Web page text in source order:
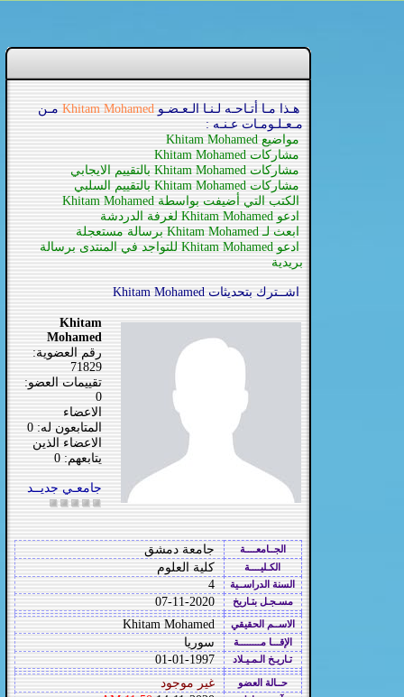
هـذا مـا أتـاحـه لـنـا الـعـضـوKhitam Mohamed مـن
مـعـلـومـات عـنـه :
مواضيع Khitam Mohamed
مشاركات Khitam Mohamed
مشاركات Khitam Mohamed بالتقييم الايجابي
مشاركات Khitam Mohamed بالتقييم السلبي
الكتب التي أضيفت بواسطة Khitam Mohamed
ادعو Khitam Mohamed لغرفة الدردشة
ابعث لـ Khitam Mohamed برسالة مستعجلة
ادعو Khitam Mohamed للتواجد في المنتدى برسالة
بريدية
اشــترك بتحديثات Khitam Mohamed
Khitam
Mohamed
رقم العضوية:
71829
تقييمات العضو:
0
الاعضاء
المتابعون له: 0
الاعضاء الذين
يتابعهم: 0
جامعـي جديــد
الجــامعــــة جامعة دمشق
الكـليــــة كلية العلوم
السنة الدراســية 4
مسـجـل بتـاريخ 07-11-2020
الاســم الحقيقي Khitam Mohamed
الإقـــا مــــــــة سوريا
تـاريـخ الـمـيـلاد 01-01-1997
حــالة العضو غير موجود